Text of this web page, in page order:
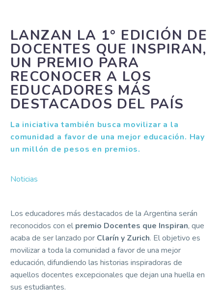
LANZAN LA 1° EDICIÓN DE
DOCENTES QUE INSPIRAN,
UN PREMIO PARA
RECONOCER A LOS
EDUCADORES MÁS
DESTACADOS DEL PAÍS
La iniciativa también busca movilizar a la
comunidad a favor de una mejor educación. Hay
un millón de pesos en premios.
Noticias
Los educadores más destacados de la Argentina serán
reconocidos con el premio Docentes que Inspiran, que
acaba de ser lanzado por Clarín y Zurich. El objetivo es
movilizar a toda la comunidad a favor de una mejor
educación, difundiendo las historias inspiradoras de
aquellos docentes excepcionales que dejan una huella en
sus estudiantes.